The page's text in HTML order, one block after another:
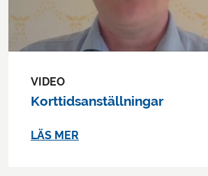
VIDEO
Korttidsanställningar
LÄS MER